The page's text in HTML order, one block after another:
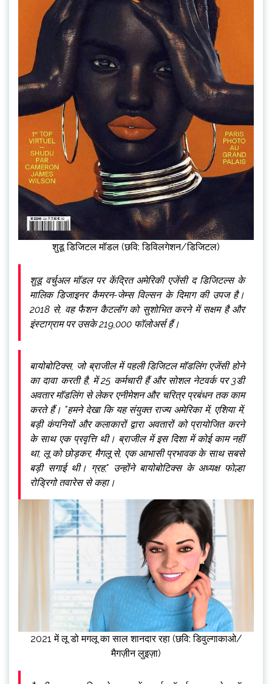
शुडू डिजिटल मॉडल (छवि: डिविलगेशन/डिजिटल)
शुडू वर्चुअल मॉडल पर केंद्रित अमेरिकी एजेंसी द डिजिटल्स के
मालिक डिजाइनर कैमरन-जेम्स विल्सन के दिमाग की उपज है।
2018 से, वह फैशन कैटलॉग को सुशोभित करने में सक्षम है और
इंस्टाग्राम पर उसके 219,000 फॉलोअर्स हैं।
बायोबोटिक्स, जो ब्राजील में पहली डिजिटल मॉडलिंग एजेंसी होने
का दावा करती है, में 25 कर्मचारी हैं और सोशल नेटवर्क पर 3डी
अवतार मॉडलिंग से लेकर एनीमेशन और चरित्र प्रबंधन तक काम
करते हैं। "हमने देखा कि यह संयुक्त राज्य अमेरिका में, एशिया में,
बड़ी कंपनियों और कलाकारों द्वारा अवतारों को प्रायोजित करने
के साथ एक प्रवृत्ति थी। ब्राजील में इस दिशा में कोई काम नहीं
था, लू को छोड़कर, मैगलू से, एक आभासी प्रभावक के साथ सबसे
बड़ी सगाई थी। ग्रह," उन्होंने बायोबोटिक्स के अध्यक्ष फोल्हा
रोड्रिगो तवारेस से कहा।
2021 में लू डो मगलू का साल शानदार रहा (छवि: डिवुल्गाकाओ/
मैगज़ीन लुइज़ा)